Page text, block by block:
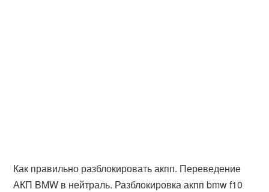
Как правильно разблокировать акпп. Переведение
АКП BMW в нейтраль. Разблокировка акпп bmw f10